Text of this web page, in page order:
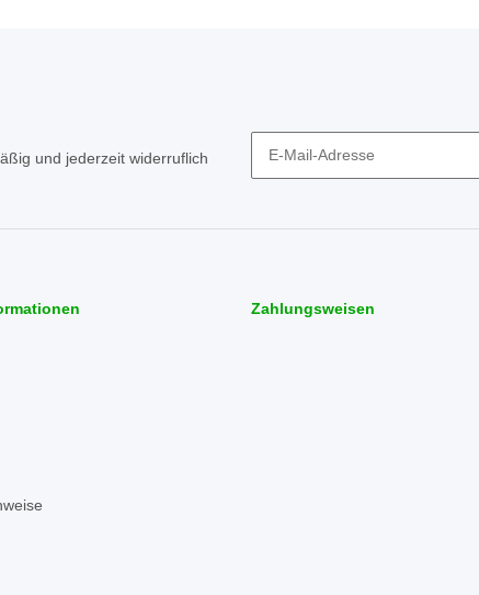
und jederzeit widerruflich
Zahlungsweisen